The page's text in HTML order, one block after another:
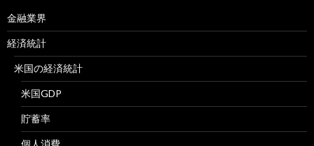
金融業界
経済統計
米国の経済統計
米国GDP
貯蓄率
個人消費